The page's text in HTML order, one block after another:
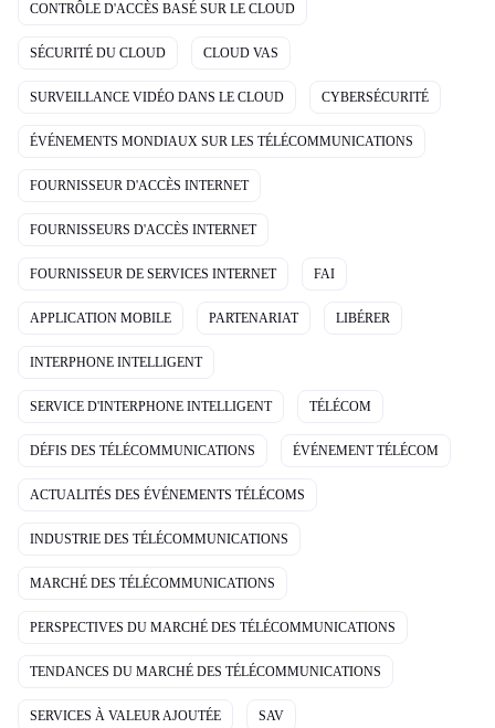
CONTRÔLE D'ACCÈS BASÉ SUR LE CLOUD
SÉCURITÉ DU CLOUD CLOUD VAS
SURVEILLANCE VIDÉO DANS LE CLOUD CYBERSÉCURITÉ
ÉVÉNEMENTS MONDIAUX SUR LES TÉLÉCOMMUNICATIONS
FOURNISSEUR D'ACCÈS INTERNET
FOURNISSEURS D'ACCÈS INTERNET
FOURNISSEUR DE SERVICES INTERNET FAI
APPLICATION MOBILE PARTENARIAT LIBÉRER
INTERPHONE INTELLIGENT
SERVICE D'INTERPHONE INTELLIGENT TÉLÉCOM
DÉFIS DES TÉLÉCOMMUNICATIONS ÉVÉNEMENT TÉLÉCOM
ACTUALITÉS DES ÉVÉNEMENTS TÉLÉCOMS
INDUSTRIE DES TÉLÉCOMMUNICATIONS
MARCHÉ DES TÉLÉCOMMUNICATIONS
PERSPECTIVES DU MARCHÉ DES TÉLÉCOMMUNICATIONS
TENDANCES DU MARCHÉ DES TÉLÉCOMMUNICATIONS
SERVICES À VALEUR AJOUTÉE SAV